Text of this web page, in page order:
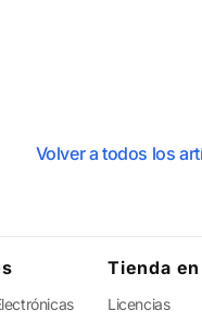
Volver a todos los
Tienda
Licencias